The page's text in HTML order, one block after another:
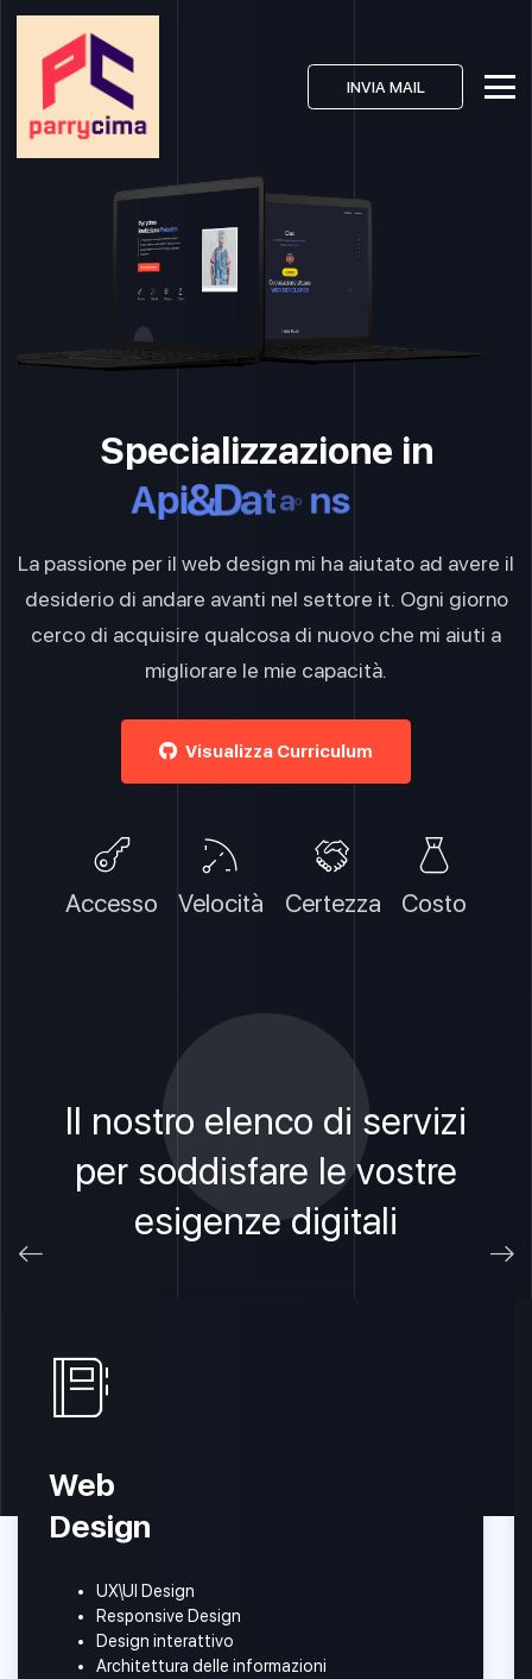
INVIA MAIL
Specializzazione in
Api&Databas
La passione per il web design mi ha aiutato ad avere il
desiderio di andare avanti nel settore it. Ogni giorno
cerco di acquisire qualcosa di nuovo che mi aiuti a
migliorare le mie capacità.
Visualizza Curriculum
Accesso Velocità Certezza Costo
Il nostro elenco di servizi
per soddisfare le vostre
esigenze digitali
Web
Design
UX\UI Design
Responsive Design
Design interattivo
Architettura delle informazioni